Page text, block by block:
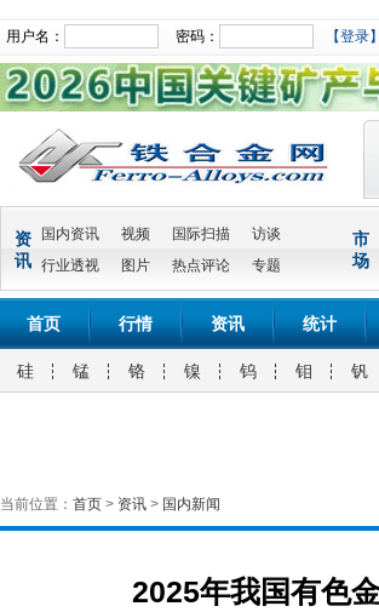
用户名： 密码： 【登录】
资
讯
国内资讯 视频 国际扫描
访谈
行业透视
图片 热点评论 专题
市
场
首页 行情 资讯 统计
硅 锰 铬 镍 钨 钼 钒
当前位置： 首页 > 资讯 > 国内新闻
2025年我国有色